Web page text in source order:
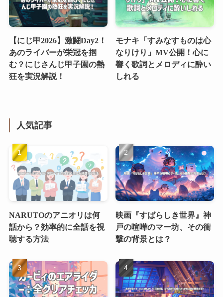
【にじ甲2026】激闘Day2！
あのライバーが栄冠を掴
む？にじさんじ甲子園の熱
狂を実況解説！
モナキ「すみなすものは心
なりけり」MV公開！心に
響く歌詞とメロディに酔い
しれる
人気記事
NARUTOのアニオリは何
話から？効率的に全話を視
聴する方法
映画『すばらしき世界』神
戸の喧嘩のマー坊、その衝
撃の背景とは？